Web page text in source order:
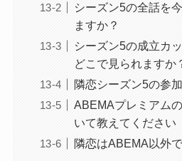
シーズン5の全話を
ますか？
シーズン5の成立カ
どこで見られますか
隣恋シーズン5の参
ABEMAプレミアム
いて教えてください
隣恋はABEMA以外